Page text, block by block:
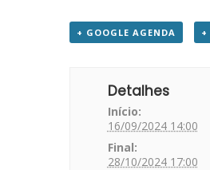
+ GOOGLE AGENDA +
Detalhes
Início:
16/09/2024 14:00
Final:
28/10/2024 17:00